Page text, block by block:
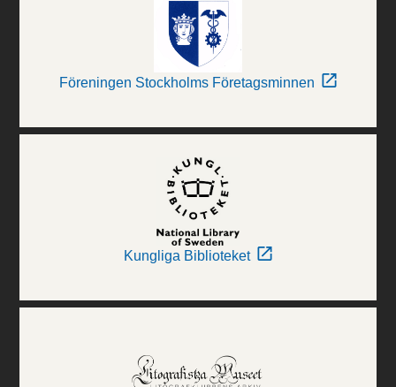
Föreningen Stockholms Företagsminnen
Kungliga Biblioteket